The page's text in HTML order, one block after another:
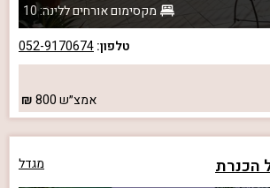
מקסימום אורחים ללינה: 10
טלפון:052-9170674
אמצ״ש800
הכנרת מגדל